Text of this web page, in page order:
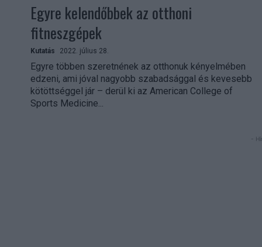
Egyre kelendőbbek az otthoni
fitneszgépek
Kutatás 2022. július 28.
Egyre többen szeretnének az otthonuk kényelmében
edzeni, ami jóval nagyobb szabadsággal és kevesebb
kötöttséggel jár – derül ki az American College of
Sports Medicine...
-